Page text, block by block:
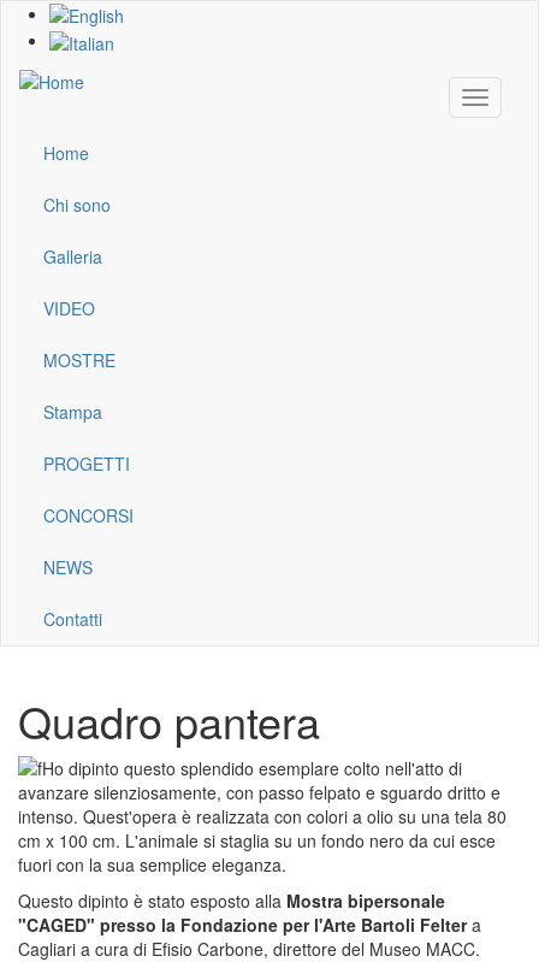
Skip
content
Toggle
Main
navigation
Home
Chi sono
Galleria
VIDEO
MOSTRE
Stampa
PROGETTI
CONCORSI
NEWS
Contatti
Quadro pantera
Ho dipinto questo splendido esemplare colto nell'atto di
avanzare silenziosamente, con passo felpato e sguardo dritto e
intenso. Quest'opera è realizzata con colori a olio su una tela 80
cm x 100 cm. L'animale si staglia su un fondo nero da cui esce
fuori con la sua semplice eleganza.
Questo dipinto è stato esposto alla Mostra bipersonale
"CAGED" presso la Fondazione per l'Arte Bartoli Feltera
Cagliari a cura di Efisio Carbone, direttore del Museo MACC.